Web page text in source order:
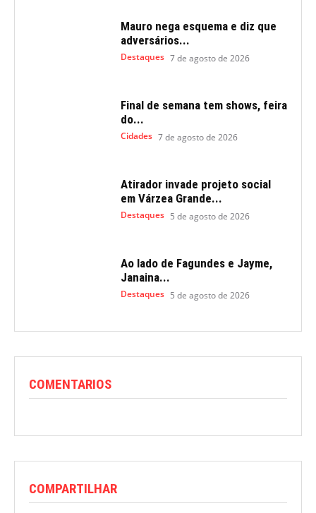
Mauro nega esquema e diz que
adversários...
Destaques 7 de agosto de 2026
Final de semana tem shows, feira
do...
Cidades 7 de agosto de 2026
Atirador invade projeto social
em Várzea Grande...
Destaques 5 de agosto de 2026
Ao lado de Fagundes e Jayme,
Janaina...
Destaques 5 de agosto de 2026
COMENTARIOS
COMPARTILHAR